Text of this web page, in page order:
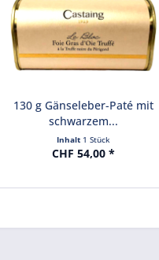
130 g Gänseleber-Paté mit
schwarzem...
Inhalt 1 Stück
CHF 54,00 *